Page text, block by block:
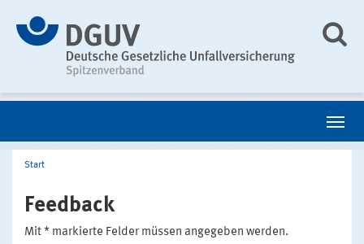
Start
Feedback
Mit * markierte Felder müssen angegeben werden.